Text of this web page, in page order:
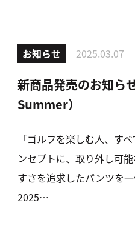
お知らせ 2025.03.07
新商品発売のお知ら
Summer）
「ゴルフを楽しむ人、す
ンセプトに、取り外し可
すさを追求したパンツを
2025…